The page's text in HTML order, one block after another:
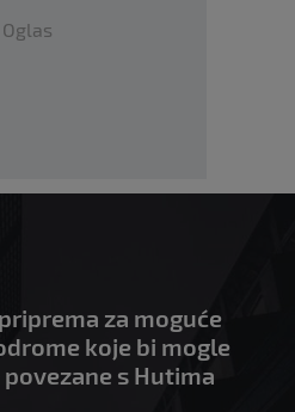
Oglas
za moguće
koje bi mogle
s Hutima